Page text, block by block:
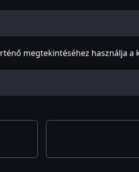
megtekintéséhez használja a